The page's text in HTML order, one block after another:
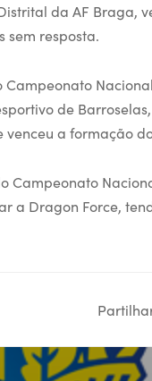
da AF Braga,
sem resposta.
de
venceu a formação
Campeonato
a Dragon Force,